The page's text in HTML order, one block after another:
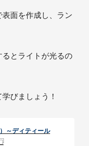
面を作成し、ラン
とライトが光るの
びましょう！
～ディティール